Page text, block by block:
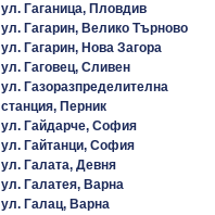
ул. Гаганица, Пловдив
ул. Гагарин, Велико Търново
ул. Гагарин, Нова Загора
ул. Гаговец, Сливен
ул. Газоразпределителна
станция, Перник
ул. Гайдарче, София
ул. Гайтанци, София
ул. Галата, Девня
ул. Галатея, Варна
ул. Галац, Варна